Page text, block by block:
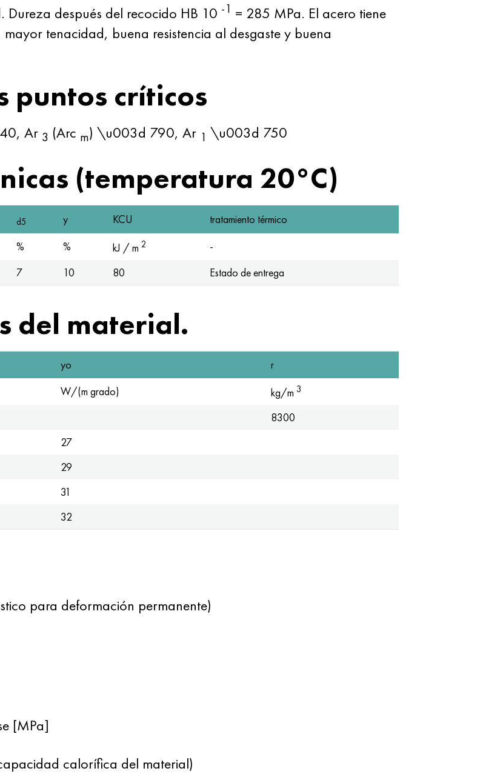
después del recocido HB 10 -1 = 285 MPa. El acero tiene
tenacidad, buena resistencia al desgaste y buena
puntos críticos
Ar 3 (Arc m) \u003d 790, Ar 1 \u003d 750
(temperatura 20°C)
d5 y KCU
tratamiento térmico
% % kJ / m 2
-
7 10 80 Estado de entrega
del material.
yo
r
W/(m grado) kg/m 3
8300
27
29
31
32
para deformación permanente)
[MPa]
calorífica del material)